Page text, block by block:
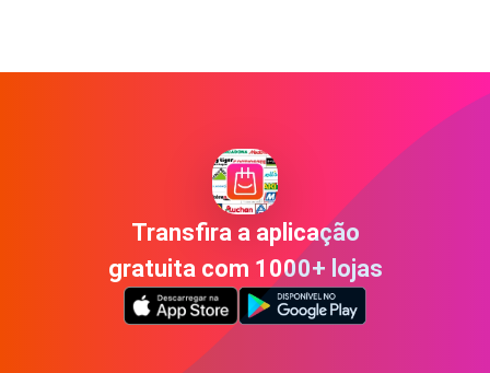
Transfira a aplicação
gratuita com 1000+ lojas